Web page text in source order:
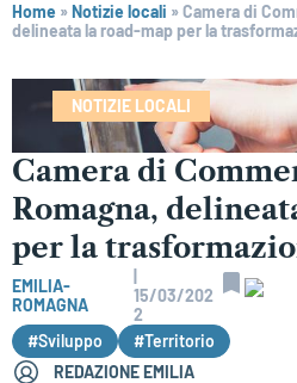
Home »Notizie locali »Camera di
delineata la road-map per la
NOTIZIE LOCALI
Camera di
Romagna,
per la
EMILIA-
ROMAGNA
15/03/202
2
#Sviluppo
#Territorio
REDAZIONE EMILIA